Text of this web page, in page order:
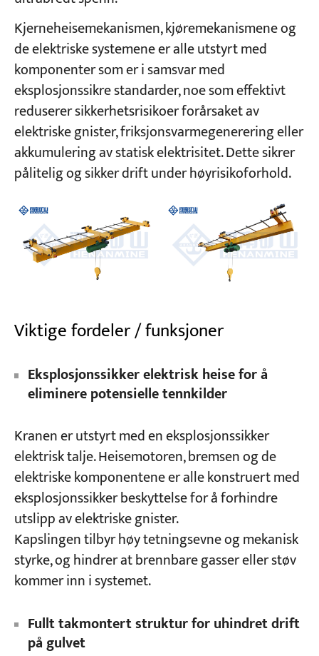
Kjerneheisemekanismen, kjøremekanismene og
de elektriske systemene er alle utstyrt med
komponenter som er i samsvar med
eksplosjonssikre standarder, noe som effektivt
reduserer sikkerhetsrisikoer forårsaket av
elektriske gnister, friksjonsvarmegenerering eller
akkumulering av statisk elektrisitet. Dette sikrer
pålitelig og sikker drift under høyrisikoforhold.
Viktige fordeler / funksjoner
Eksplosjonssikker elektrisk heise for å
eliminere potensielle tennkilder
Kranen er utstyrt med en eksplosjonssikker
elektrisk talje. Heisemotoren, bremsen og de
elektriske komponentene er alle konstruert med
eksplosjonssikker beskyttelse for å forhindre
utslipp av elektriske gnister.
Kapslingen tilbyr høy tetningsevne og mekanisk
styrke, og hindrer at brennbare gasser eller støv
kommer inn i systemet.
Fullt takmontert struktur for uhindret drift
på gulvet